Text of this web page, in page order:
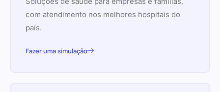
com atendimento nos melhores hospitais do
país.
Fazer uma simulação